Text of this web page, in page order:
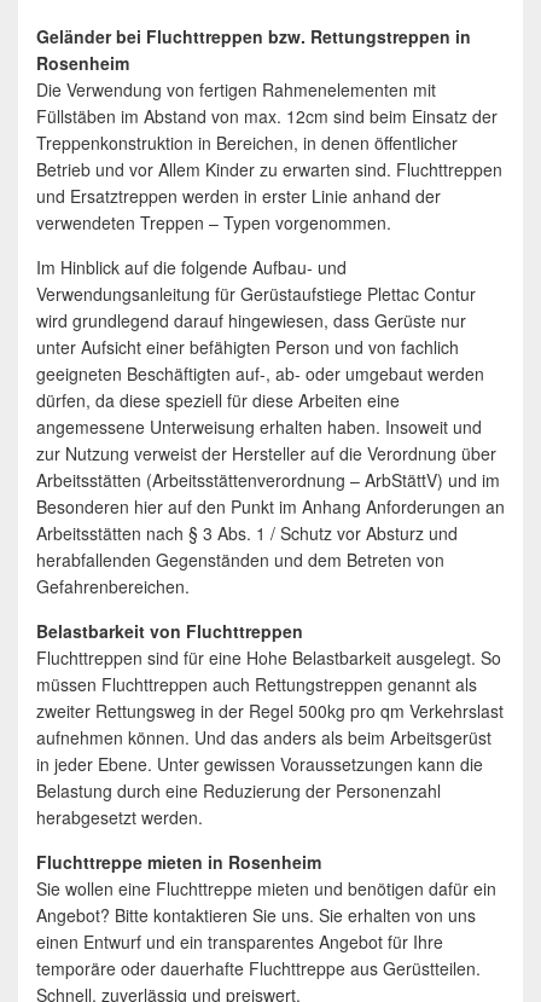
Geländer bei Fluchttreppen bzw. Rettungstreppen in
Rosenheim
Die Verwendung von fertigen Rahmenelementen mit
Füllstäben im Abstand von max. 12cm sind beim Einsatz der
Treppenkonstruktion in Bereichen, in denen öffentlicher
Betrieb und vor Allem Kinder zu erwarten sind. Fluchttreppen
und Ersatztreppen werden in erster Linie anhand der
verwendeten Treppen – Typen vorgenommen.
Im Hinblick auf die folgende Aufbau- und
Verwendungsanleitung für Gerüstaufstiege Plettac Contur
wird grundlegend darauf hingewiesen, dass Gerüste nur
unter Aufsicht einer befähigten Person und von fachlich
geeigneten Beschäftigten auf-, ab- oder umgebaut werden
dürfen, da diese speziell für diese Arbeiten eine
angemessene Unterweisung erhalten haben. Insoweit und
zur Nutzung verweist der Hersteller auf die Verordnung über
Arbeitsstätten (Arbeitsstättenverordnung – ArbStättV) und im
Besonderen hier auf den Punkt im Anhang Anforderungen an
Arbeitsstätten nach § 3 Abs. 1 / Schutz vor Absturz und
herabfallenden Gegenständen und dem Betreten von
Gefahrenbereichen.
Belastbarkeit von Fluchttreppen
Fluchttreppen sind für eine Hohe Belastbarkeit ausgelegt. So
müssen Fluchttreppen auch Rettungstreppen genannt als
zweiter Rettungsweg in der Regel 500kg pro qm Verkehrslast
aufnehmen können. Und das anders als beim Arbeitsgerüst
in jeder Ebene. Unter gewissen Voraussetzungen kann die
Belastung durch eine Reduzierung der Personenzahl
herabgesetzt werden.
Fluchttreppe mieten in Rosenheim
Sie wollen eine Fluchttreppe mieten und benötigen dafür ein
Angebot? Bitte kontaktieren Sie uns. Sie erhalten von uns
einen Entwurf und ein transparentes Angebot für Ihre
temporäre oder dauerhafte Fluchttreppe aus Gerüstteilen.
Schnell, zuverlässig und preiswert.